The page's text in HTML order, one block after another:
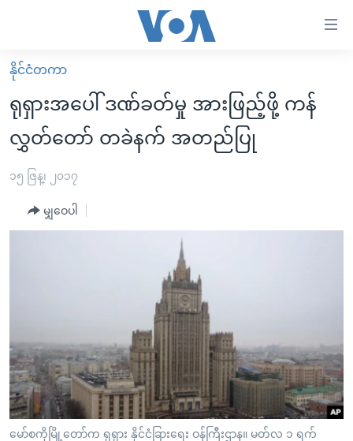
လွယ်ကူ
စေ
Link
များ
အကြောင်းအရာ
အ
ညွန်း
စာမျက်နှာ
သို့
မူလစာမျက်နှာ
မြန်မာ
ကမ္ဘာ့သတင်းများ
နိုင်ငံတကာ
ဗွီဒီယို
ရပ်ဝန်းတခု လမ်းတခု အလွန်
ရုပ်ရှင်ထဲက အင်္ဂလိပ်စာ
သုတပဒေသာ အင်္ဂလိပ်စာ
ရေဒီယိုနှင့်ရုပ်သံ အချက်အလက်များ
Learning English
ဗွီအိုအေ လူမှုကွန်ယက်များ
နိုင်ငံတကာ
ရုရှားအပေါ် ဒဏ်ခတ်မှု အားဖြည့်ဖို့ ကန်
လွှတ်တော် တခဲနက် အတည်ပြု
၁၅ ဇြန္၊ ၂၀၁၇
မျှဝေပါ
မော်စကိုမြို့တော်က ရုရှား နိုင်ငံခြားရေး ဝန်ကြီးဌာန။ မတ်လ ၁ ရက်